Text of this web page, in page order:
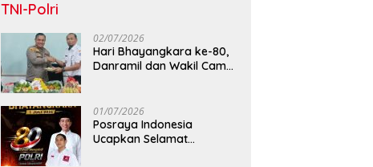
TNI-Polri
02/07/2026
Hari Bhayangkara ke-80,
Danramil dan Wakil Camat
01/07/2026
Posraya Indonesia
Ucapkan Selamat